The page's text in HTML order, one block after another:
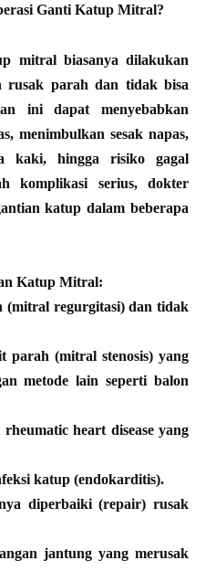
Ganti Katup Mitral?
mitral biasanya dilakukan
parah dan tidak bisa
ini dapat menyebabkan
menimbulkan sesak napas,
kaki, hingga risiko gagal
komplikasi serius, dokter
katup dalam beberapa
Katup Mitral:
regurgitasi) dan tidak
parah (mitral stenosis) yang
metode lain seperti balon
heart disease yang
katup (endokarditis).
diperbaiki (repair) rusak
jantung yang merusak